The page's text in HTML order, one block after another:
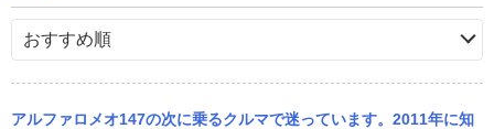
アルファロメオ147の次に乗るクルマで迷っています。2011年に知